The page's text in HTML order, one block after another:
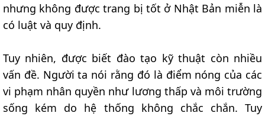
nhưng không được trang bị tốt ở Nhật Bản miễn là
có luật và quy định.
Tuy nhiên, được biết đào tạo kỹ thuật còn nhiều
vấn đề. Người ta nói rằng đó là điểm nóng của các
vi phạm nhân quyền như lương thấp và môi trường
sống kém do hệ thống không chắc chắn. Tuy